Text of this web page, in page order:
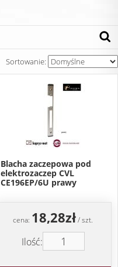
Sortowanie:
Blacha zaczepowa pod
elektrozaczep CVL
CE196EP/6U prawy
cena: 18,28zł/ szt.
Ilość: